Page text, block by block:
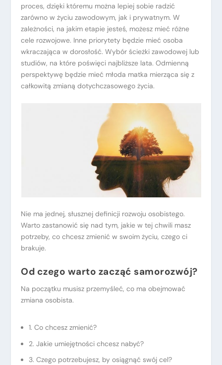
proces, dzięki któremu można lepiej sobie radzić
zarówno w życiu zawodowym, jak i prywatnym. W
zależności, na jakim etapie jesteś, możesz mieć różne
cele rozwojowe. Inne priorytety będzie mieć osoba
wkraczająca w dorosłość. Wybór ścieżki zawodowej lub
studiów, na które poświęci najbliższe lata. Odmienną
perspektywę będzie mieć młoda matka mierząca się z
całkowitą zmianą dotychczasowego życia.
Nie ma jednej, słusznej definicji rozwoju osobistego.
Warto zastanowić się nad tym, jakie w tej chwili masz
potrzeby, co chcesz zmienić w swoim życiu, czego ci
brakuje.
Od czego warto zacząć samorozwój?
Na początku musisz przemyśleć, co ma obejmować
zmiana osobista.
1. Co chcesz zmienić?
2. Jakie umiejętności chcesz nabyć?
3. Czego potrzebujesz, by osiągnąć swój cel?